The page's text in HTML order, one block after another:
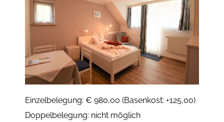
Einzelbelegung: € 980,00 (Basenkost: +125,00)
Doppelbelegung: nicht möglich